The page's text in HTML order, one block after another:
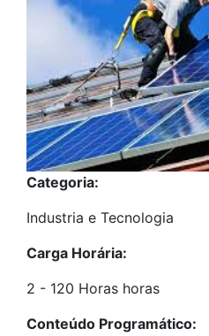
Categoria:
Industria e Tecnologia
Carga Horária:
2 - 120 Horas horas
Conteúdo Programático: